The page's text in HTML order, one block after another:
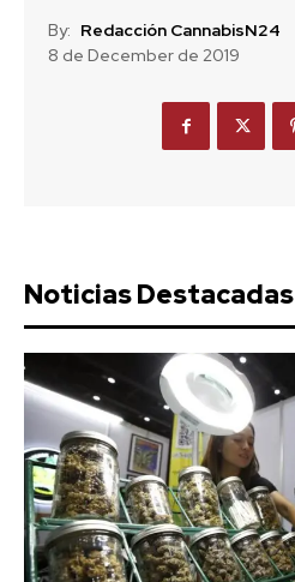
By: Redacción CannabisN24
8 de December de 2019
Noticias Destacadas